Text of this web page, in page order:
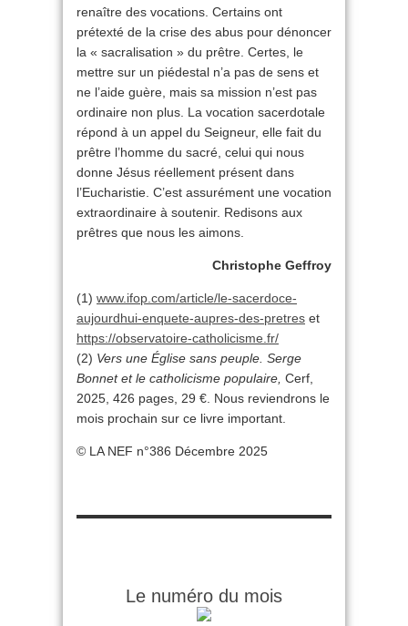
renaître des vocations. Certains ont
prétexté de la crise des abus pour dénoncer
la « sacralisation » du prêtre. Certes, le
mettre sur un piédestal n’a pas de sens et
ne l’aide guère, mais sa mission n’est pas
ordinaire non plus. La vocation sacerdotale
répond à un appel du Seigneur, elle fait du
prêtre l’homme du sacré, celui qui nous
donne Jésus réellement présent dans
l’Eucharistie. C’est assurément une vocation
extraordinaire à soutenir. Redisons aux
prêtres que nous les aimons.
Christophe Geffroy
(1) www.ifop.com/article/le-sacerdoce-
aujourdhui-enquete-aupres-des-pretres et
https://observatoire-catholicisme.fr/
(2) Vers une Église sans peuple. Serge
Bonnet et le catholicisme populaire, Cerf,
2025, 426 pages, 29 €. Nous reviendrons le
mois prochain sur ce livre important.
© LA NEF n°386 Décembre 2025
Le numéro du mois